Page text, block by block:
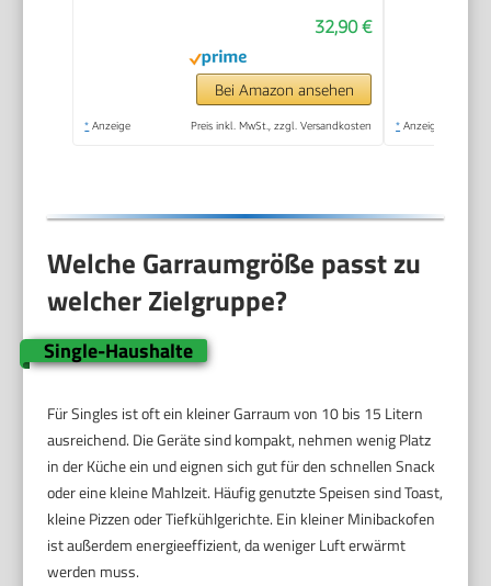
Minuten-Timer,
Doppelglastür und
Quarzheizelemente
32,90 €
Bei Amazon ansehen
* Anzeige Preis inkl. MwSt., zzgl. Versandkosten * Anzeige
Welche Garraumgröße passt zu
welcher Zielgruppe?
Single-Haushalte
Für Singles ist oft ein kleiner Garraum von 10 bis 15 Litern
ausreichend. Die Geräte sind kompakt, nehmen wenig Platz
in der Küche ein und eignen sich gut für den schnellen Snack
oder eine kleine Mahlzeit. Häufig genutzte Speisen sind Toast,
kleine Pizzen oder Tiefkühlgerichte. Ein kleiner Minibackofen
ist außerdem energieeffizient, da weniger Luft erwärmt
werden muss.